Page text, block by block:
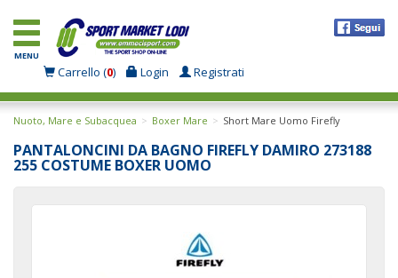
MENU
Carrello (0) Login Registrati
Nuoto, Mare e Subacquea Boxer Mare Short Mare Uomo Firefly
PANTALONCINI DA BAGNO FIREFLY DAMIRO 273188
255 COSTUME BOXER UOMO